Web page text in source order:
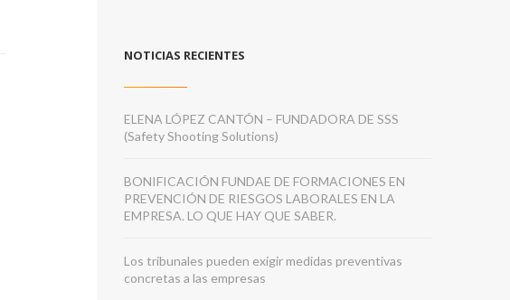
NOTICIAS RECIENTES
ELENA LÓPEZ CANTÓN – FUNDADORA DE SSS
(Safety Shooting Solutions)
BONIFICACIÓN FUNDAE DE FORMACIONES EN
PREVENCIÓN DE RIESGOS LABORALES EN LA
EMPRESA. LO QUE HAY QUE SABER.
Los tribunales pueden exigir medidas preventivas
concretas a las empresas